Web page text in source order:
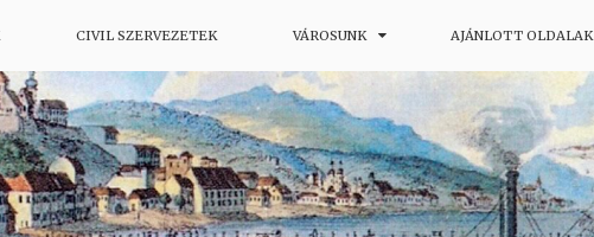
CIVIL SZERVEZETEK VÁROSUNK AJÁNLOTT OLDALAK
Társaság